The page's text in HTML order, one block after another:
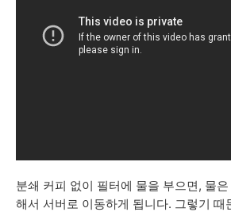
분쇄 커피 없이 필터에 물을 부으면, 물
해서 서버로 이동하게 됩니다. 그렇기 때